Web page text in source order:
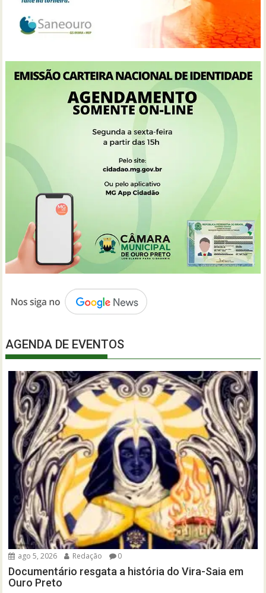
AGENDA DE EVENTOS
ago 5, 2026 Redação 0
Documentário resgata a história do Vira-Saia em
Ouro Preto